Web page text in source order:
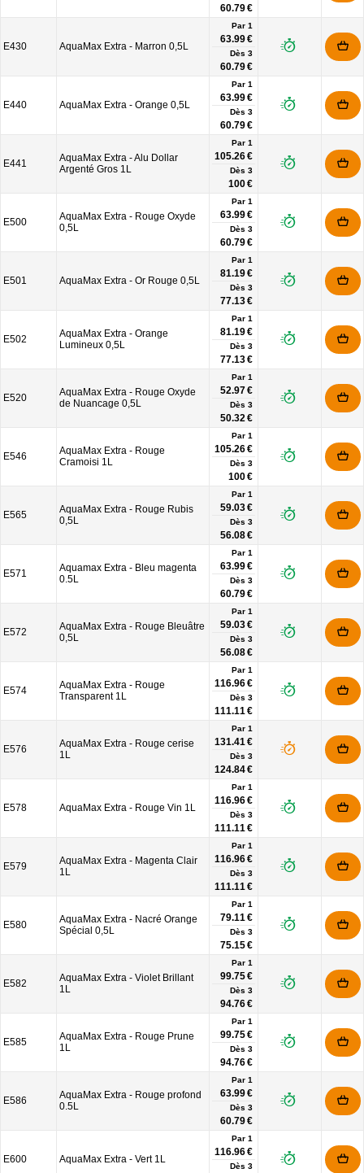
60.79 €
E430 AquaMax Extra - Marron 0,5L
Par 1
63.99 €
Dès 3
60.79 €
E440 AquaMax Extra - Orange 0,5L
Par 1
63.99 €
Dès 3
60.79 €
E441
AquaMax Extra - Alu Dollar
Argenté Gros 1L
Par 1
105.26 €
Dès 3
100 €
E500
AquaMax Extra - Rouge Oxyde
0,5L
Par 1
63.99 €
Dès 3
60.79 €
E501 AquaMax Extra - Or Rouge 0,5L
Par 1
81.19 €
Dès 3
77.13 €
E502
AquaMax Extra - Orange
Lumineux 0,5L
Par 1
81.19 €
Dès 3
77.13 €
E520
AquaMax Extra - Rouge Oxyde
de Nuancage 0,5L
Par 1
52.97 €
Dès 3
50.32 €
E546
AquaMax Extra - Rouge
Cramoisi 1L
Par 1
105.26 €
Dès 3
100 €
E565
AquaMax Extra - Rouge Rubis
0,5L
Par 1
59.03 €
Dès 3
56.08 €
E571
Aquamax Extra - Bleu magenta
0.5L
Par 1
63.99 €
Dès 3
60.79 €
E572
AquaMax Extra - Rouge Bleuâtre
0,5L
Par 1
59.03 €
Dès 3
56.08 €
E574
AquaMax Extra - Rouge
Transparent 1L
Par 1
116.96 €
Dès 3
111.11 €
E576
AquaMax Extra - Rouge cerise
1L
Par 1
131.41 €
Dès 3
124.84 €
E578 AquaMax Extra - Rouge Vin 1L
Par 1
116.96 €
Dès 3
111.11 €
E579
AquaMax Extra - Magenta Clair
1L
Par 1
116.96 €
Dès 3
111.11 €
E580
AquaMax Extra - Nacré Orange
Spécial 0,5L
Par 1
79.11 €
Dès 3
75.15 €
E582
AquaMax Extra - Violet Brillant
1L
Par 1
99.75 €
Dès 3
94.76 €
E585
AquaMax Extra - Rouge Prune
1L
Par 1
99.75 €
Dès 3
94.76 €
E586
AquaMax Extra - Rouge profond
0.5L
Par 1
63.99 €
Dès 3
60.79 €
E600 AquaMax Extra - Vert 1L
Par 1
116.96 €
Dès 3